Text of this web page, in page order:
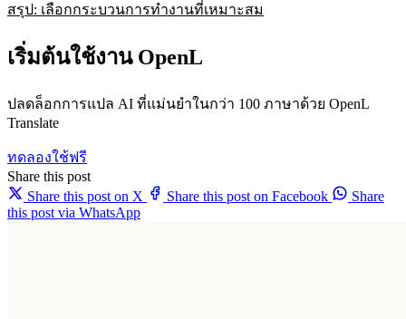
สรุป: เลือกกระบวนการทำงานที่เหมาะสม
เริ่มต้นใช้งาน OpenL
ปลดล็อกการแปล AI ที่แม่นยำในกว่า 100 ภาษาด้วย OpenL
Translate
ทดลองใช้ฟรี
Share this post
Share this post on X
Share this post on Facebook
Share
this post via WhatsApp